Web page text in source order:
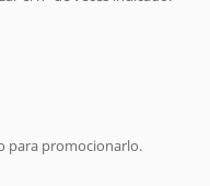
para promocionarlo.